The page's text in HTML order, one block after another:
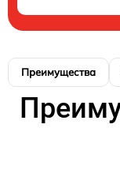
Преимущества